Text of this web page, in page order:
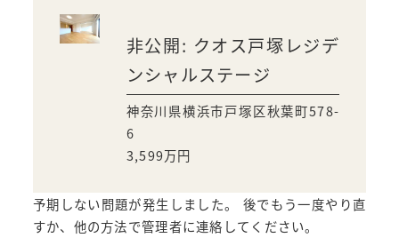
非公開: クオス戸塚レジデ
ンシャルステージ
神奈川県横浜市戸塚区秋葉町578-
6
3,599万円
予期しない問題が発生しました。 後でもう一度やり直
すか、他の方法で管理者に連絡してください。